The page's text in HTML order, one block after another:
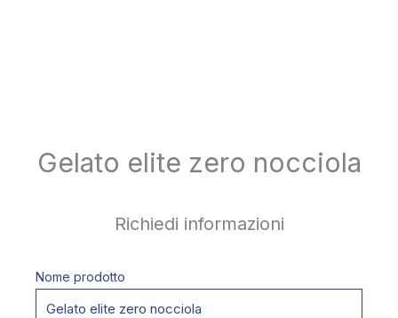
Gelato elite zero nocciola
Richiedi informazioni
Nome prodotto